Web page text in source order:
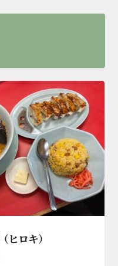
ヒロキ）